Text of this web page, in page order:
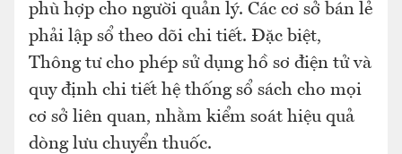
phù hợp cho người quản lý. Các cơ sở bán lẻ
phải lập sổ theo dõi chi tiết. Đặc biệt,
Thông tư cho phép sử dụng hồ sơ điện tử và
quy định chi tiết hệ thống sổ sách cho mọi
cơ sở liên quan, nhằm kiểm soát hiệu quả
dòng lưu chuyển thuốc.